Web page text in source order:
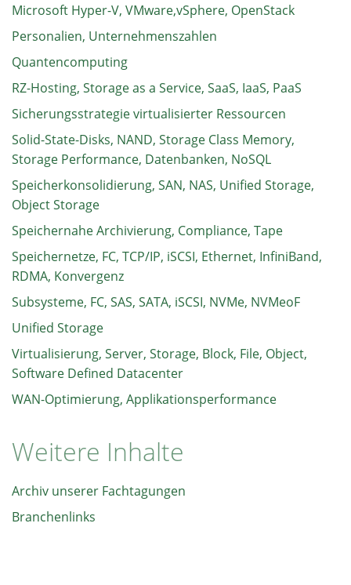
Microsoft Hyper-V, VMware,vSphere, OpenStack
Personalien, Unternehmenszahlen
Quantencomputing
RZ-Hosting, Storage as a Service, SaaS, IaaS, PaaS
Sicherungsstrategie virtualisierter Ressourcen
Solid-State-Disks, NAND, Storage Class Memory,
Storage Performance, Datenbanken, NoSQL
Speicherkonsolidierung, SAN, NAS, Unified Storage,
Object Storage
Speichernahe Archivierung, Compliance, Tape
Speichernetze, FC, TCP/IP, iSCSI, Ethernet, InfiniBand,
RDMA, Konvergenz
Subsysteme, FC, SAS, SATA, iSCSI, NVMe, NVMeoF
Unified Storage
Virtualisierung, Server, Storage, Block, File, Object,
Software Defined Datacenter
WAN-Optimierung, Applikationsperformance
Weitere Inhalte
Archiv unserer Fachtagungen
Branchenlinks